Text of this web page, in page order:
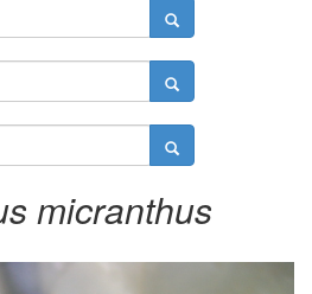
micranthus